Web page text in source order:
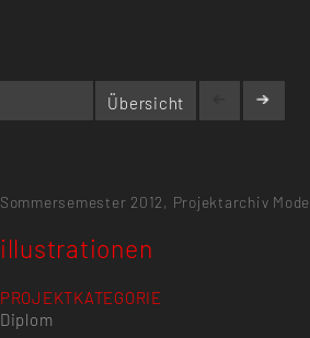
Übersicht
Sommersemester 2012, Projektarchiv Mode
illustrationen
PROJEKTKATEGORIE
Diplom